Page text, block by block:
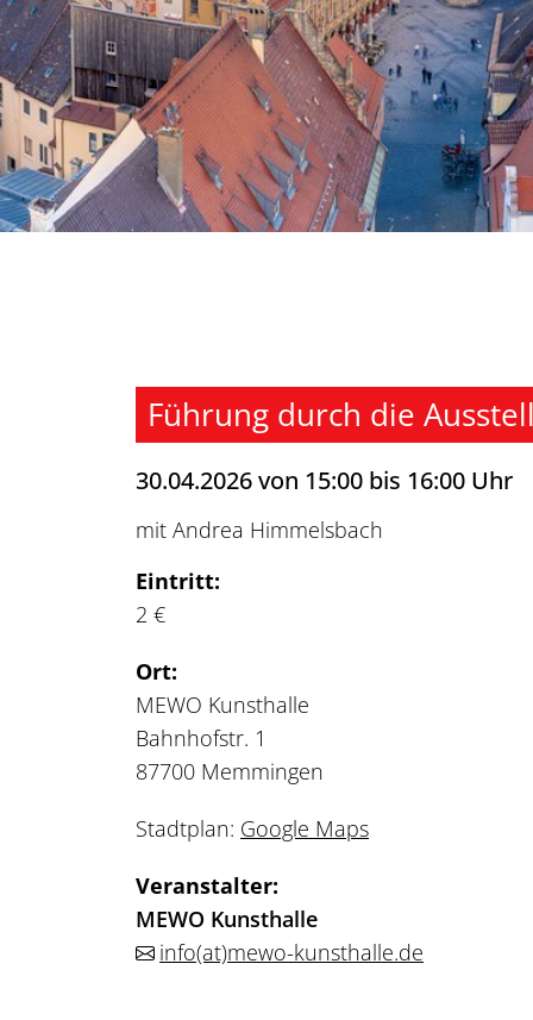
Führung durch die
30.04.2026 von 15:00 bis 16:00 Uhr
mit Andrea Himmelsbach
Eintritt:
2 €
Ort:
MEWO Kunsthalle
Bahnhofstr. 1
87700 Memmingen
Stadtplan: Google Maps
Veranstalter:
MEWO Kunsthalle
info(at)mewo-kunsthalle.de